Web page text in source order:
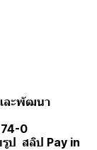
ละพัฒนา
0
ป สลิป Pay in